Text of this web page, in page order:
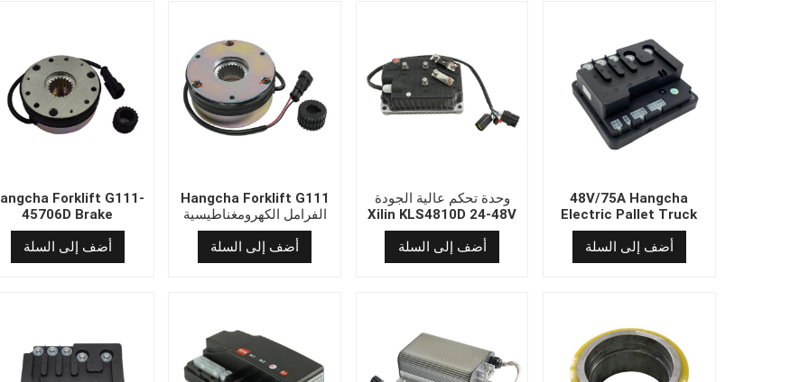
Forklift G111-
45706D Brake
أضف إلى السلة
Hangcha Forklift G111
الفرامل الكهرومغناطيسية
أضف إلى السلة
وحدة تحكم عالية الجودة
Xilin KLS4810D 24-48V
أضف إلى السلة
48V/75A Hangcha
Electric Pallet Truck
Controller 10301016
أضف إلى السلة